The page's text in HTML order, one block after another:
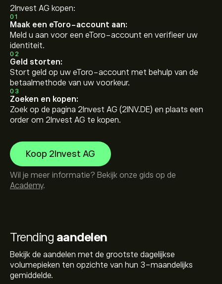
Trending aandelen
Bekijk de aandelen met de grootste dagelijkse
volumepieken ten opzichte van hun 3-maandelijks
gemiddelde.
2Invest AG kopen:
01
Maak een eToro-account aan:
Meld u aan voor een eToro-account en verifieer uw
identiteit.
02
Geld storten:
Stort geld op uw eToro-account met behulp van de
betaalmethode van uw voorkeur.
03
Zoeken en kopen:
Zoek op de pagina 2Invest AG (2INV.DE) en plaats een
order om 2Invest AG te kopen.
Koop 2Invest AG
Wil je meer informatie? Bekijk onze gids op de
Academy.